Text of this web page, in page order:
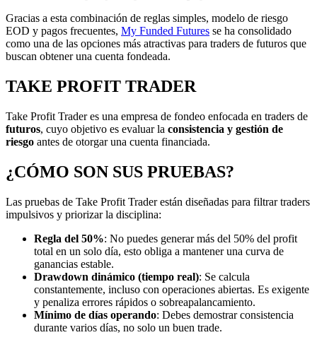
Gracias a esta combinación de reglas simples, modelo de riesgo
EOD y pagos frecuentes, My Funded Futures se ha consolidado
como una de las opciones más atractivas para traders de futuros que
buscan obtener una cuenta fondeada.
TAKE PROFIT TRADER
Take Profit Trader es una empresa de fondeo enfocada en traders de
futuros, cuyo objetivo es evaluar la consistencia y gestión de
riesgo antes de otorgar una cuenta financiada.
¿CÓMO SON SUS PRUEBAS?
Las pruebas de Take Profit Trader están diseñadas para filtrar traders
impulsivos y priorizar la disciplina:
Regla del 50%: No puedes generar más del 50% del profit
total en un solo día, esto obliga a mantener una curva de
ganancias estable.
Drawdown dinámico (tiempo real): Se calcula
constantemente, incluso con operaciones abiertas. Es exigente
y penaliza errores rápidos o sobreapalancamiento.
Mínimo de días operando: Debes demostrar consistencia
durante varios días, no solo un buen trade.